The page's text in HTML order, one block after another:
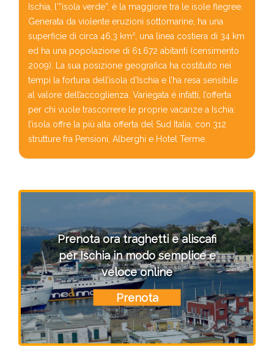
Ischia, l'”isola verde”, è la maggiore tra le isole flegree.
Generata da violente eruzioni sottomarine, ha una
superficie di circa 46,3 km², una linea costiera di 34 km
ed ha una popolazione di 61.672 abitanti (censimento
2009). La sua posizione geografica ha costituito nei
tempi la fortuna dell’isola d’Ischia e l’ha resa sensibile
al valore dell’accoglienza. Variegata é infatti, l’offerta
per chi vuole trascorrere le proprie vacanze a Ischia:
l’isola offre la più alta offerta del Sud Italia, con 312
strutture fra Pensioni, Alberghi e Hotel Terme.
Prenota ora traghetti e aliscafi
per Ischia in modo semplice e
veloce online
Prenota